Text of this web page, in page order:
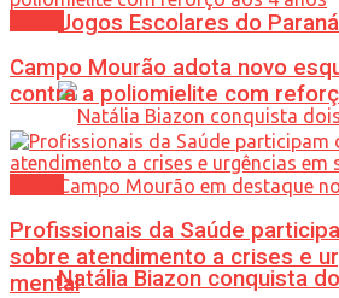
Jogos Escolares do Paraná
Natália Biazon conquista
Campo Mourão adota novo
contra a poliomielite com
Profissionais da Saúde
sobre atendimento a crises e
mental